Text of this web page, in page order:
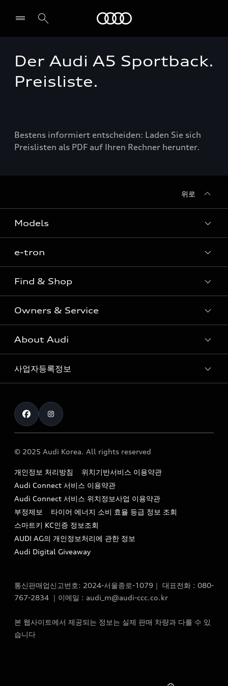
전시장/AS센터 찾기
Der Audi A5 Sportback.
Preisliste.
Bestens informiert entscheiden: Laden Sie sich
Preislisten als PDF auf Ihren Rechner herunter.
위로
Models
Sedan
SUV
Coupe
S range
e-tron
e-tron
Find & Shop
전시장/AAP 전시장/AS센터
아우디 신차 재고
아우디 모델 비교하기
아우디 공식 인증 중고차
The new Audi A6 Taste Drive 이벤트
Owners & Service
고객안내
Audi Connect
myAudiworld
내비게이션 데이터 다운로드
아우디 영상 매뉴얼
서비스 센터
서비스 프로그램
아우디 e-tron 케어 프로그램
사설수리업체를 위한 권고사항
About Audi
아우디 브랜드
Formula 1
Audi Story
아우디코리아 소식
아우디코리아 소개
아우디 스토리
아우디 브랜드 히스토리
quattro 시스템
사업자등록정보
통신판매업신고번호 : 2024-서울종로-1079
대표자명 : 틸 셰어
딩)
이메일 : audi_m@audi-ccc.co.kr
© 2025 Audi Korea. All rights reserved
개인정보 처리방침
위치기반서비스 이용약관
Audi Connect 서비스 이용약관
Audi Connect 서비스 위치정보사업 이용약관
부정제보
타이어 에너지 소비 효율 등급 정보 조회
스마트키 KC인증 정보조회
AUDI AG의 개인정보처리에 관한 정보
Audi Digital Giveaway
통신판매업신고번호: 2024-서울종로-1079｜ 대표전화 : 080-
767-2834 ｜이메일 : audi_m@audi-ccc.co.kr
본 웹사이트에서 제공되는 정보는 실제 판매 차량과 다를 수 있
습니다